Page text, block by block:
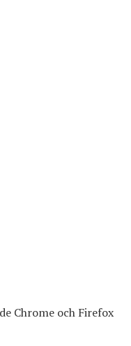
Chrome och Firefox